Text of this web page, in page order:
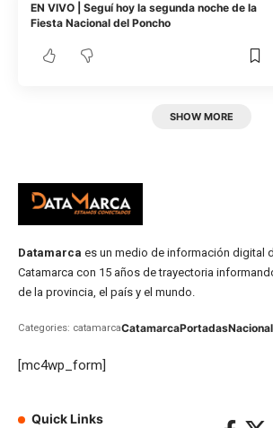
EN VIVO | Seguí hoy la segunda noche de la
Fiesta Nacional del Poncho
SHOW MORE
Datamarca es un medio de información digital
Catamarca con 15 años de trayectoria
de la provincia, el país y el mundo.
Categories: catamarcaCatamarcaPortadas
[mc4wp_form]
Quick Links